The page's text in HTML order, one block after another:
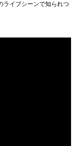
ライブシーンで知られつ